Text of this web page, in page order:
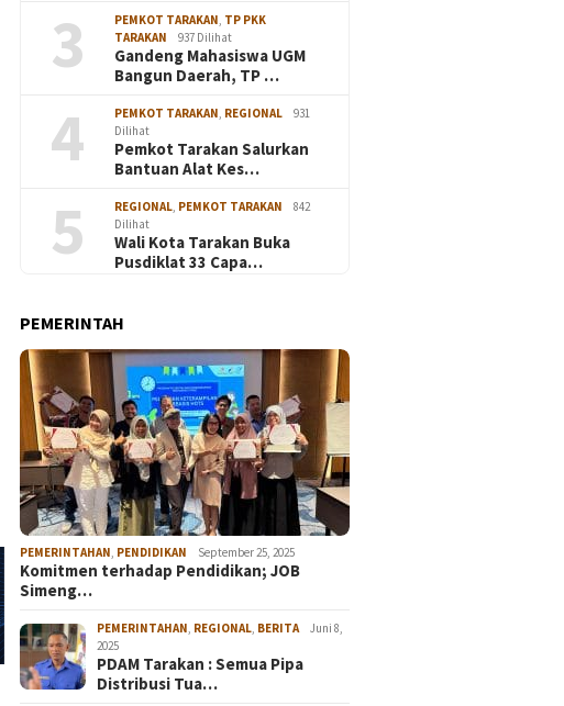
3 PEMKOT TARAKAN TP PKK
TARAKAN
937 Dilihat
Gandeng Mahasiswa UGM
Bangun Daerah, TP …
4 PEMKOT TARAKAN REGIONAL
931
Dilihat
Pemkot Tarakan Salurkan
Bantuan Alat Kes…
5 REGIONAL PEMKOT TARAKAN
842
Dilihat
Wali Kota Tarakan Buka
Pusdiklat 33 Capa…
PEMERINTAH
PEMERINTAHAN PENDIDIKAN September 25, 2025
Komitmen terhadap Pendidikan; JOB
Simeng…
PEMERINTAHAN REGIONAL BERITA
Juni 8,
2025
PDAM Tarakan : Semua Pipa
Distribusi Tua…